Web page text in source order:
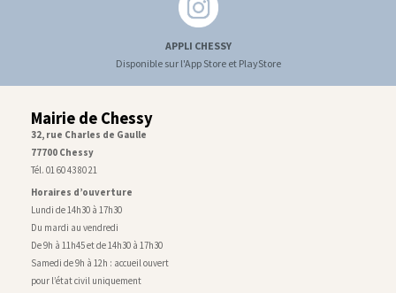
APPLI CHESSY
Disponible sur l'App Store et PlayStore
Mairie de Chessy
32, rue Charles de Gaulle
77700 Chessy
Tél. 01 60 43 80 21
Horaires d’ouverture
Lundi de 14h30 à 17h30
Du mardi au vendredi
De 9h à 11h45 et de 14h30 à 17h30
Samedi de 9h à 12h : accueil ouvert
pour l’état civil uniquement